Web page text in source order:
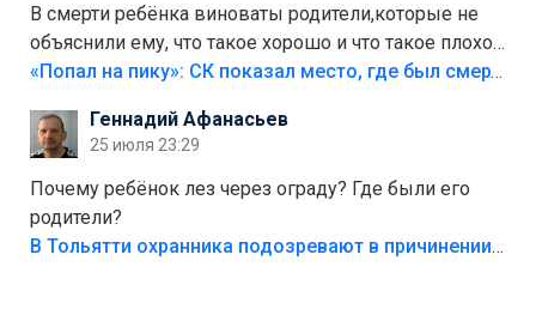
В смерти ребёнка виноваты родители,которые не
объяснили ему, что такое хорошо и что такое плохо!
Лезть через такой забор,верх безумия,есть же
свою судьбу.
«Попал на пику»: СК показал место, где был смертельно травмирован ребенок в Тольятти
Геннадий Афанасьев
25 июля 23:29
Почему ребёнок лез через ограду? Где были его
родители?
В Тольятти охранника подозревают в причинении смерти ребенку